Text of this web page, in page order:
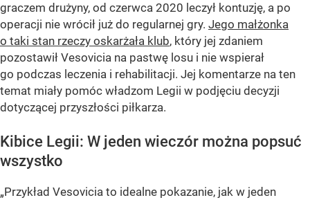
graczem drużyny, od czerwca 2020 leczył kontuzję, a po
operacji nie wrócił już do regularnej gry. Jego małżonka
o taki stan rzeczy oskarżała klub, który jej zdaniem
pozostawił Vesovicia na pastwę losu i nie wspierał
go podczas leczenia i rehabilitacji. Jej komentarze na ten
temat miały pomóc władzom Legii w podjęciu decyzji
dotyczącej przyszłości piłkarza.
Kibice Legii: W jeden wieczór można popsuć
wszystko
„Przykład Vesovicia to idealne pokazanie, jak w jeden